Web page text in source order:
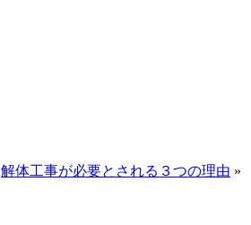
解体工事が必要とされる３つの理由 »